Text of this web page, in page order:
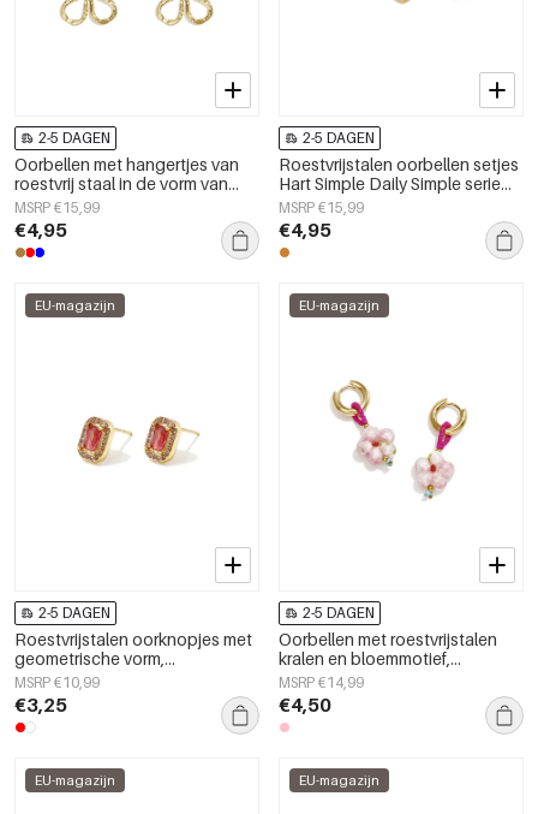
2-5 DAGEN
Oorbellen met hangertjes van
roestvrij staal in de vorm van
een bloem uit de Daily Simple-
serie voor dames.
MSRP €15,99
€4,95
2-5 DAGEN
Roestvrijstalen oorbellen setjes
Hart Simple Daily Simple serie
Dames sieraden
MSRP €15,99
€4,95
EU-magazijn
2-5 DAGEN
Roestvrijstalen oorknopjes met
geometrische vorm,
eenvoudige, alledaagse serie,
damessieraden
MSRP €10,99
€3,25
EU-magazijn
2-5 DAGEN
Oorbellen met roestvrijstalen
kralen en bloemmotief,
schattige en eenvoudige serie,
damessieraden.
MSRP €14,99
€4,50
EU-magazijn EU-magazijn